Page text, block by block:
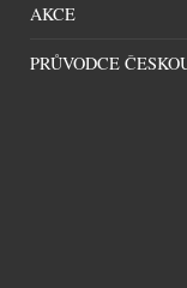
AKCE
PRŮVODCE